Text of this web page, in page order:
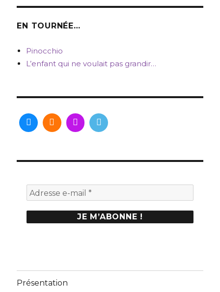
EN TOURNÉE…
Pinocchio
L’enfant qui ne voulait pas grandir…
Présentation